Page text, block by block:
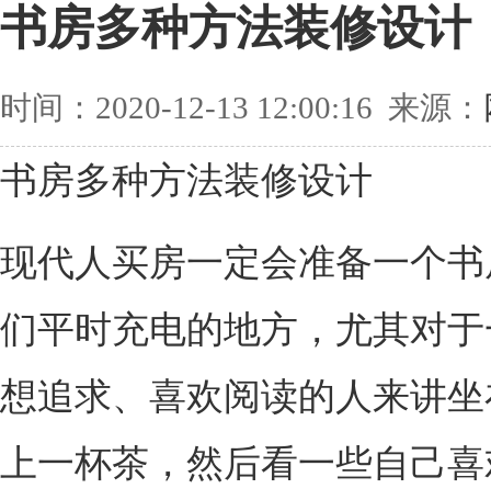
书房多种方法装修设计
时间：2020-12-13 12:00:16 来源：
书房多种方法装修设计
现代人买房一定会准备一个
们平时充电的地方，尤其对
想追求、喜欢阅读的人来讲
上一杯茶，然后看一些自己